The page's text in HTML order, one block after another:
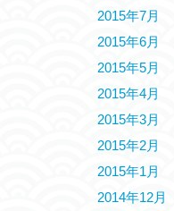
2015年7月
2015年6月
2015年5月
2015年4月
2015年3月
2015年2月
2015年1月
2014年12月